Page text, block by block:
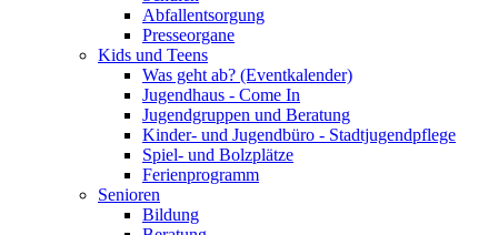
Abfallentsorgung
Presseorgane
Kids und Teens
Was geht ab? (Eventkalender)
Jugendhaus - Come In
Jugendgruppen und Beratung
Kinder- und Jugendbüro - Stadtjugendpflege
Spiel- und Bolzplätze
Ferienprogramm
Senioren
Bildung